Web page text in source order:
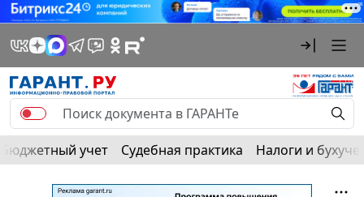
Бюджетный учет Судебная практика Налоги и